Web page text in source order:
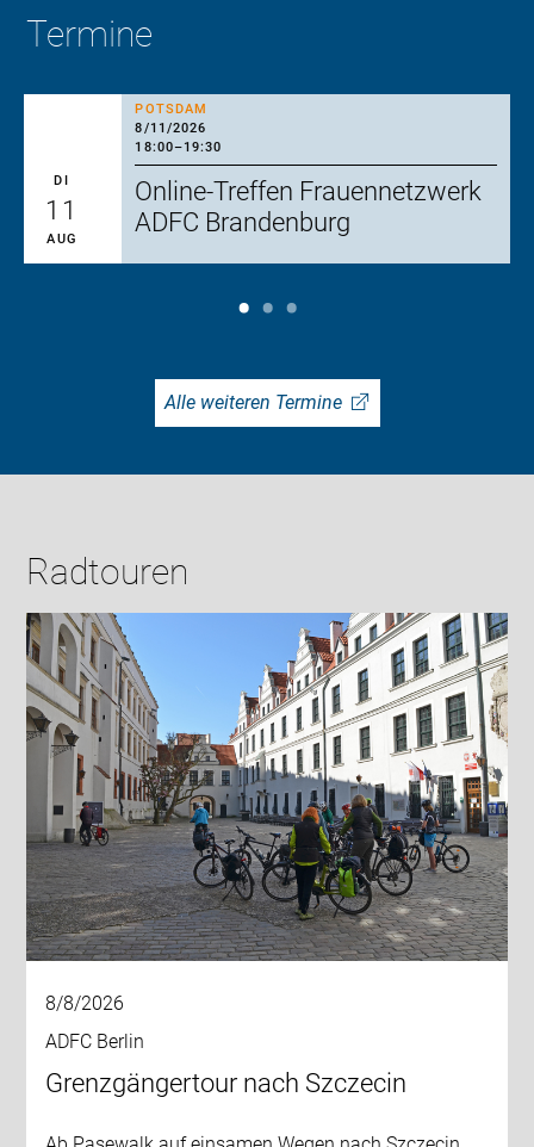
Termine
POTSDAM
8/11/2026
18:00–19:30
DI
11
AUG
Online-Treffen Frauennetzwerk
ADFC Brandenburg
Alle weiteren Termine
Radtouren
8/8/2026
ADFC Berlin
Grenzgängertour nach Szczecin